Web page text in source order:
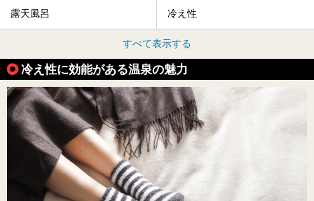
露天風呂 冷え性
すべて表示する
冷え性に効能がある温泉の魅力